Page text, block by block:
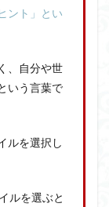
ント」とい
、自分や世
いう言葉で
ルを選択し
ルを選ぶと